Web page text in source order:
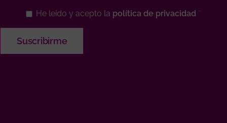
He leído y acepto la política de privacidad